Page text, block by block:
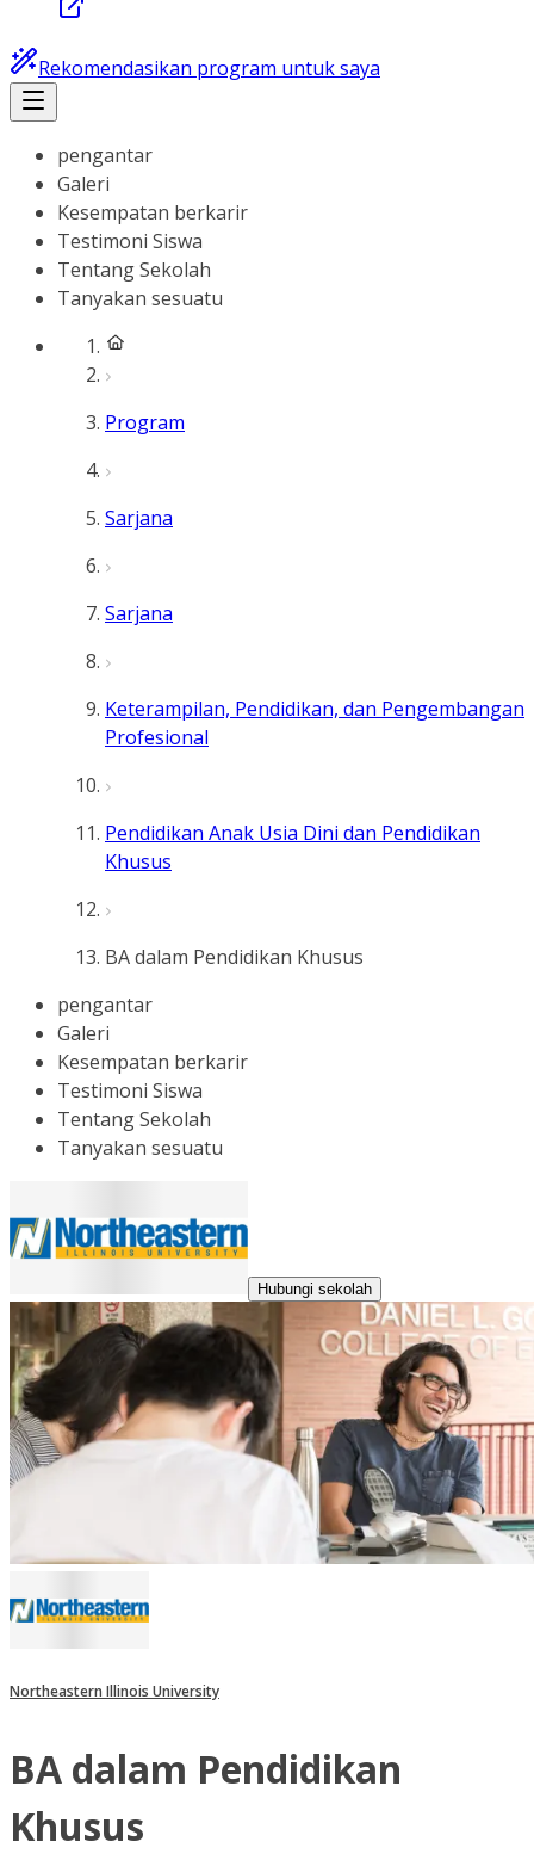
Rekomendasikan program untuk saya
pengantar
Galeri
Kesempatan berkarir
Testimoni Siswa
Tentang Sekolah
Tanyakan sesuatu
Program
Sarjana
Sarjana
Keterampilan, Pendidikan, dan Pengembangan
Profesional
Pendidikan Anak Usia Dini dan Pendidikan
Khusus
BA dalam Pendidikan Khusus
pengantar
Galeri
Kesempatan berkarir
Testimoni Siswa
Tentang Sekolah
Tanyakan sesuatu
Hubungi sekolah
Northeastern Illinois University
BA dalam Pendidikan
Khusus